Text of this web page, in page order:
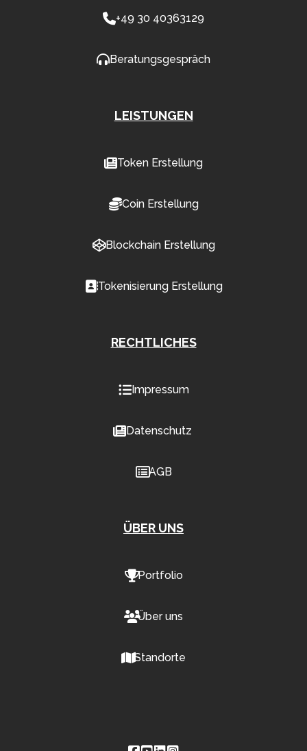
+49 30 40363129
Beratungsgespräch
LEISTUNGEN
Token Erstellung
Coin Erstellung
Blockchain Erstellung
Tokenisierung Erstellung
RECHTLICHES
Impressum
Datenschutz
AGB
ÜBER UNS
Portfolio
Über uns
Standorte